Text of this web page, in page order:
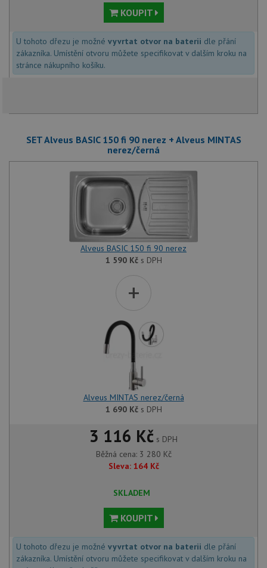
KOUPIT
U tohoto dřezu je možné vyvrtat otvor na baterii dle přání
zákazníka. Umístění otvoru můžete specifikovat v dalším kroku na
stránce nákupního košíku.
SET Alveus BASIC 150 fi 90 nerez + Alveus MINTAS
nerez/černá
Alveus BASIC 150 fi 90 nerez
1 590 Kčs DPH
+
Alveus MINTAS nerez/černá
1 690 Kčs DPH
3 116 Kč s DPH
Běžná cena: 3 280 Kč
Sleva: 164 Kč
SKLADEM
KOUPIT
U tohoto dřezu je možné vyvrtat otvor na baterii dle přání
zákazníka. Umístění otvoru můžete specifikovat v dalším kroku na